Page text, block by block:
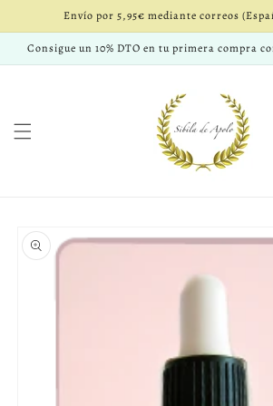
directamente
al contenido
Envío por 5,95€ mediante correos
Consigue un 10% DTO en tu primera compra
directamente
a la
información